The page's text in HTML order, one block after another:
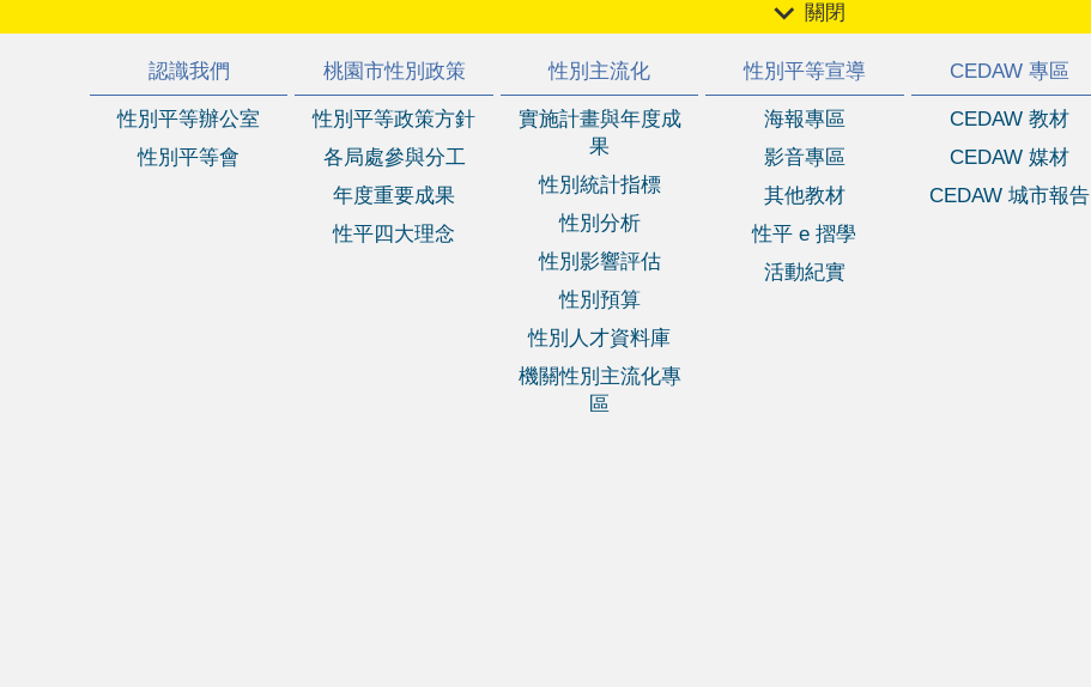
關閉
認識我們
性別平等辦公室
性別平等會
桃園市性別政策
性別平等政策方針
各局處參與分工
年度重要成果
性平四大理念
性別主流化
實施計畫與年度成
果
性別統計指標
性別分析
性別影響評估
性別預算
性別人才資料庫
機關性別主流化專
區
性別平等宣導
海報專區
影音專區
其他教材
性平 e 摺學
活動紀實
CEDAW 專區
CEDAW 教材
CEDAW 媒材
CEDAW 城市報告